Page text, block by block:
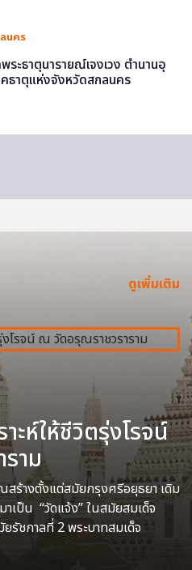
นคร
ระธาตุนารายณ์เจงเวง ตำนานอุ
ธาตุแห่งจังหวัดสกลนคร
ดูเพิ่มเติม
าะห์ให้ชีวิตรุ่งโรจน์
าม
สร้างตั้งแต่สมัยกรุงศรีอยุธยา เดิม
าเป็น “วัดแจ้ง” ในสมัยสมเด็จ
รัชกาลที่ 2 พระบาทสมเด็จ